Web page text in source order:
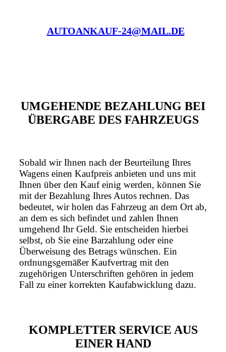
AUTOANKAUF-24@MAIL.DE
UMGEHENDE BEZAHLUNG BEI
ÜBERGABE DES FAHRZEUGS
Sobald wir Ihnen nach der Beurteilung Ihres
Wagens einen Kaufpreis anbieten und uns mit
Ihnen über den Kauf einig werden, können Sie
mit der Bezahlung Ihres Autos rechnen. Das
bedeutet, wir holen das Fahrzeug an dem Ort ab,
an dem es sich befindet und zahlen Ihnen
umgehend Ihr Geld. Sie entscheiden hierbei
selbst, ob Sie eine Barzahlung oder eine
Überweisung des Betrags wünschen. Ein
ordnungsgemäßer Kaufvertrag mit den
zugehörigen Unterschriften gehören in jedem
Fall zu einer korrekten Kaufabwicklung dazu.
KOMPLETTER SERVICE AUS
EINER HAND